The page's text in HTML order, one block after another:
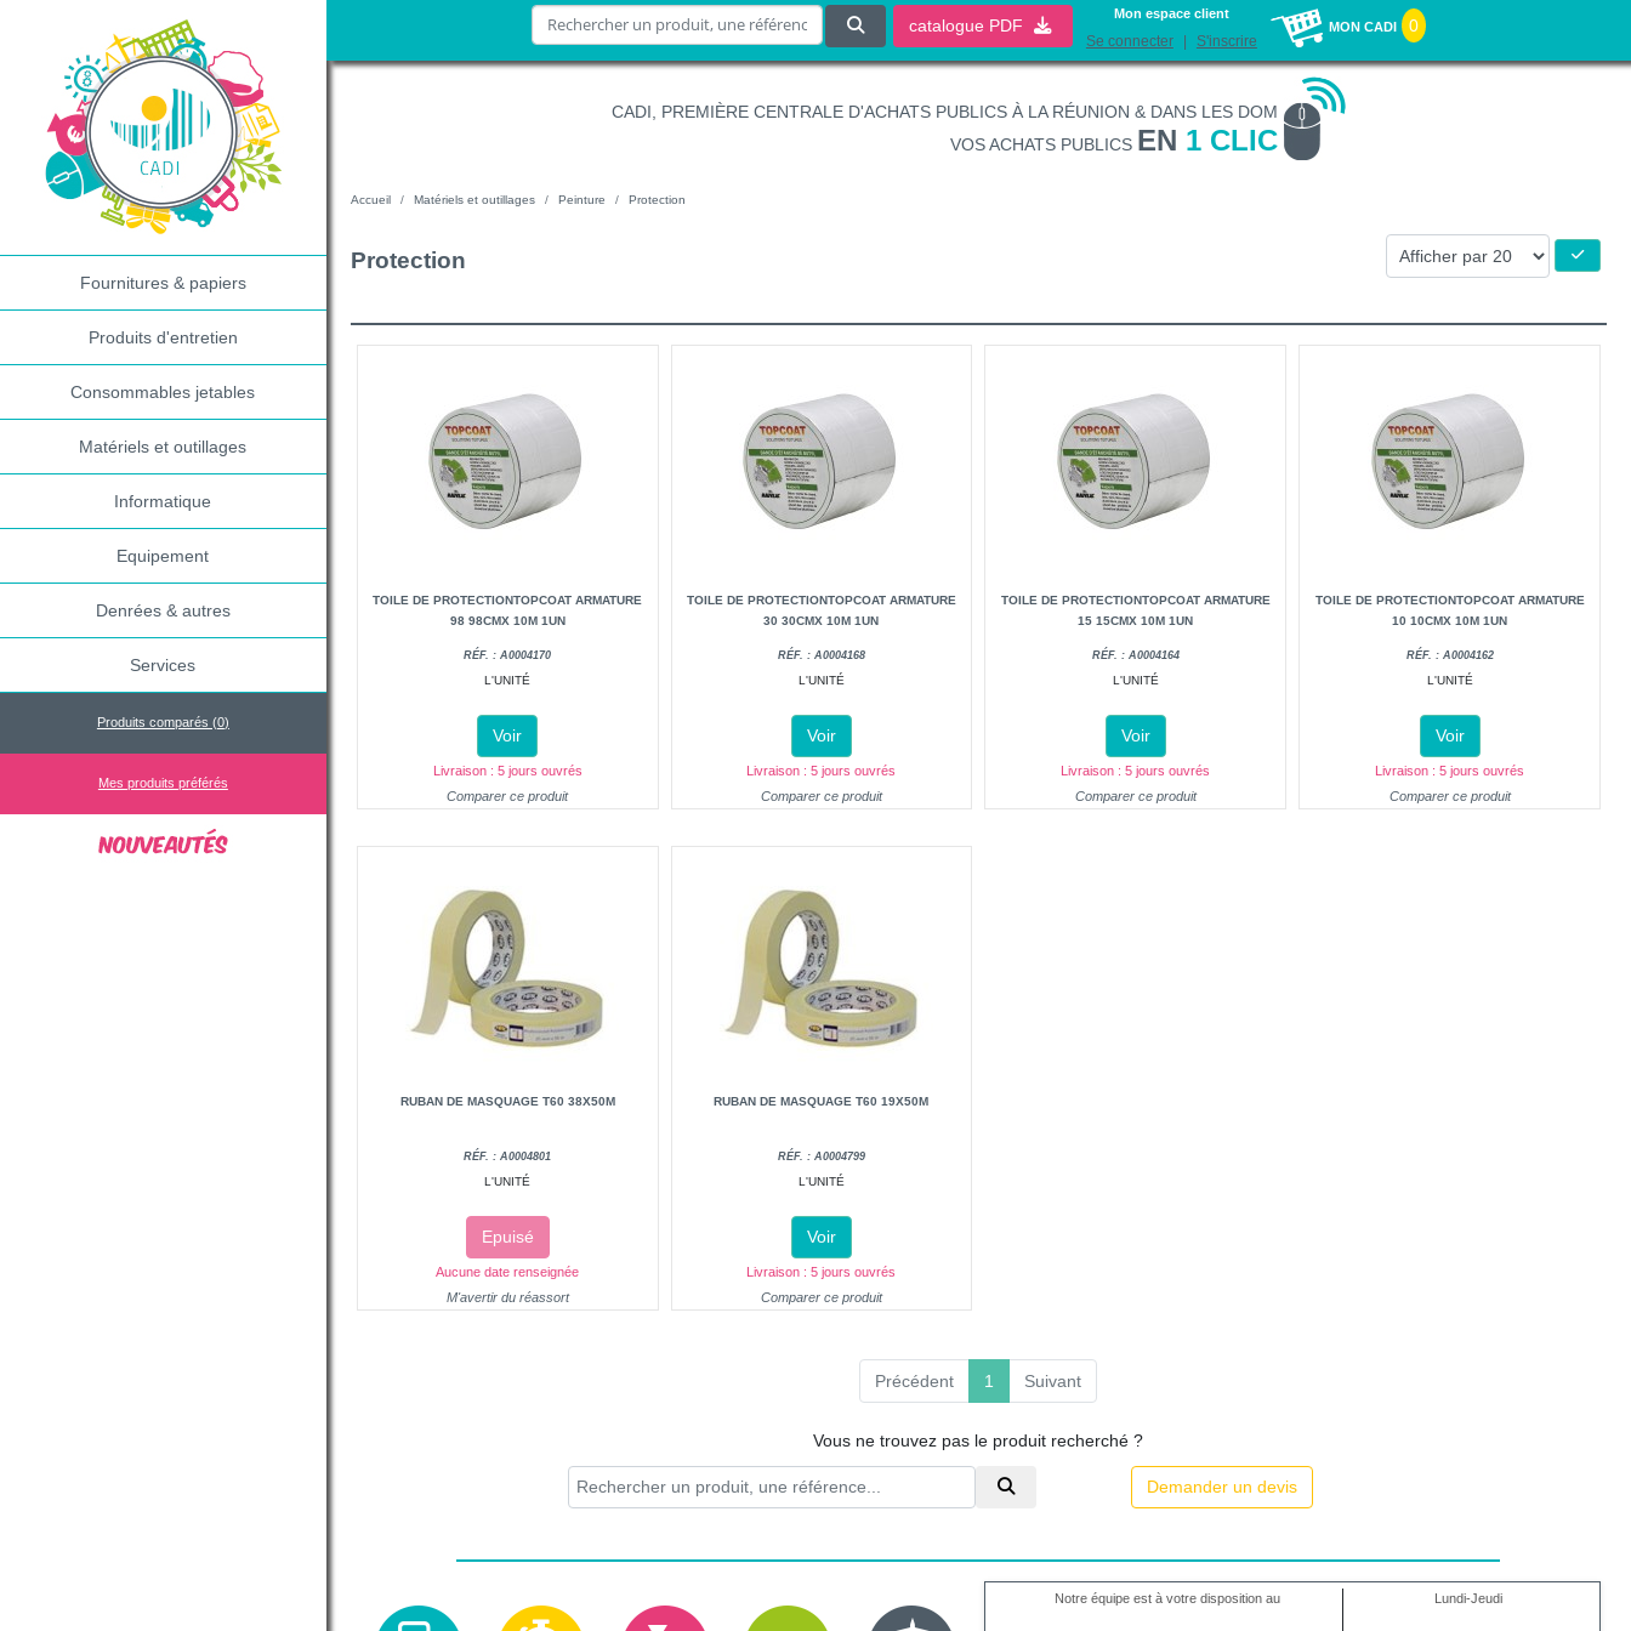
Fournitures & papiers
Produits d'entretien
Consommables jetables
Matériels et outillages
Informatique
Equipement
Denrées & autres
Services
Produits comparés (0)
Mes produits préférés
catalogue PDF
Mon espace client
Se connecter S'inscrire
MON CADI 0
CADI, PREMIÈRE CENTRALE D'ACHATS PUBLICS À LA RÉUNION & DANS LES DOM
VOS ACHATS PUBLICS EN 1 CLIC
Accueil Matériels et outillages Peinture Protection
Protection
TOILE DE PROTECTIONTOPCOAT ARMATURE
98 98CMX 10M 1UN
RÉF. : A0004170
L'UNITÉ
Voir
Livraison : 5 jours ouvrés
Comparer ce produit
TOILE DE PROTECTIONTOPCOAT ARMATURE
30 30CMX 10M 1UN
RÉF. : A0004168
L'UNITÉ
Voir
Livraison : 5 jours ouvrés
Comparer ce produit
TOILE DE PROTECTIONTOPCOAT ARMATURE
15 15CMX 10M 1UN
RÉF. : A0004164
L'UNITÉ
Voir
Livraison : 5 jours ouvrés
Comparer ce produit
TOILE DE PROTECTIONTOPCOAT ARMATURE
10 10CMX 10M 1UN
RÉF. : A0004162
L'UNITÉ
Voir
Livraison : 5 jours ouvrés
Comparer ce produit
RUBAN DE MASQUAGE T60 38X50M
RÉF. : A0004801
L'UNITÉ
Epuisé
Aucune date renseignée
M'avertir du réassort
RUBAN DE MASQUAGE T60 19X50M
RÉF. : A0004799
L'UNITÉ
Voir
Livraison : 5 jours ouvrés
Comparer ce produit
Précédent 1 (current)
Suivant
Vous ne trouvez pas le produit recherché ?
Demander un devis
Notre équipe est à votre disposition au Lundi-Jeudi